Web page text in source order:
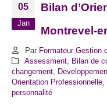
05
Jan
Bilan
Montrevel-
Par Formateur Gestion
Assessment, Bilan de
changement
Orientation Professionnelle
personnalité